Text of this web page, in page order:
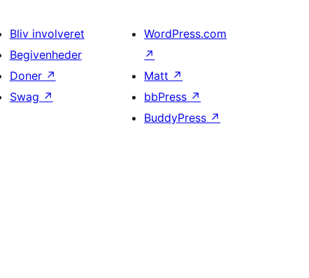
Bliv involveret
Begivenheder
Doner ↗
Swag ↗
WordPress.com
↗
Matt ↗
bbPress ↗
BuddyPress ↗